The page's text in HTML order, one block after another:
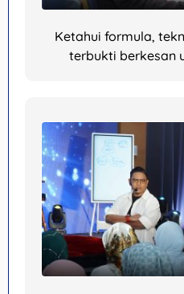
Ketahui formula,
terbukti berkesan